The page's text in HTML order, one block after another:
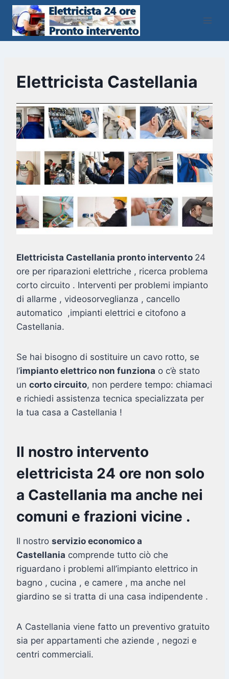
Salta
contenuto
Elettricista Castellania
Elettricista Castellania pronto intervento 24
ore per riparazioni elettriche , ricerca problema
corto circuito . Interventi per problemi impianto
di allarme , videosorveglianza , cancello
automatico ,impianti elettrici e citofono a
Castellania.
Se hai bisogno di sostituire un cavo rotto, se
l’impianto elettrico non funziona o c’è stato
un corto circuito, non perdere tempo: chiamaci
e richiedi assistenza tecnica specializzata per
la tua casa a Castellania !
Il nostro intervento
elettricista 24 ore non solo
a Castellania ma anche nei
comuni e frazioni vicine .
Il nostro servizio economico a
Castellania comprende tutto ciò che
riguardano i problemi all’impianto elettrico in
bagno , cucina , e camere , ma anche nel
giardino se si tratta di una casa indipendente .
A Castellania viene fatto un preventivo gratuito
sia per appartamenti che aziende , negozi e
centri commerciali.